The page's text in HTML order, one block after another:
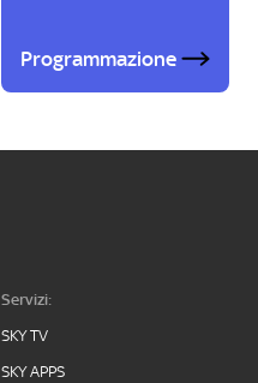
Programmazione
Servizi:
SKY TV
SKY APPS